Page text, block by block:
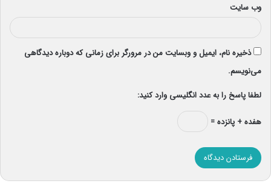
وب‌ سایت
ذخیره نام، ایمیل و وبسایت من در مرورگر برای زمانی که دوباره دیدگاهی
می‌نویسم.
لطفا پاسخ را به عدد انگلیسی وارد کنید:
هفده + پانزده =